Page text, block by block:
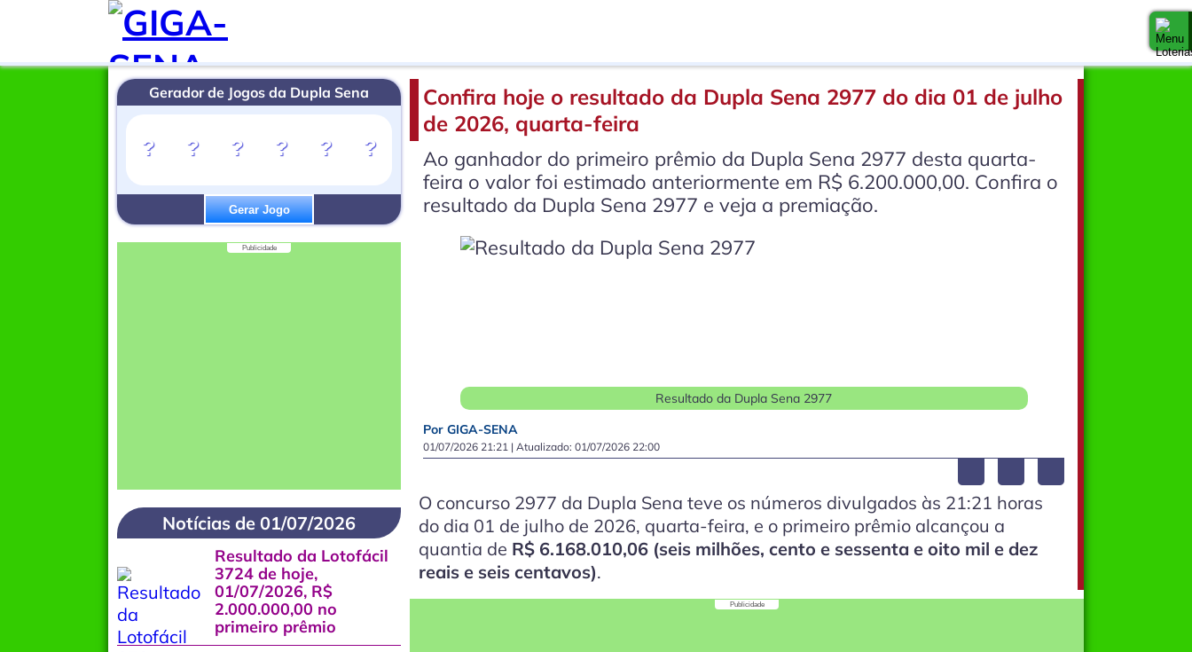
Confira hoje o resultado da Dupla Sena 2977 do dia 01 de julho
de 2026, quarta-feira
Ao ganhador do primeiro prêmio da Dupla Sena 2977 desta quarta-
feira o valor foi estimado anteriormente em R$ 6.200.000,00. Confira o
resultado da Dupla Sena 2977 e veja a premiação.
Resultado da Dupla Sena 2977
Por GIGA-SENA
01/07/2026 21:21 | Atualizado: 01/07/2026 22:00
O concurso 2977 da Dupla Sena teve os números divulgados às 21:21 horas
do dia 01 de julho de 2026, quarta-feira, e o primeiro prêmio alcançou a
quantia de R$ 6.168.010,06 (seis milhões, cento e sessenta e oito mil e dez
reais e seis centavos).
Publicidade
Gerador de Jogos da Dupla Sena
? ? ? ? ? ?
Gerar Jogo
Publicidade
Notícias de 01/07/2026
Resultado da Lotofácil
3724 de hoje,
01/07/2026, R$
2.000.000,00 no
primeiro prêmio